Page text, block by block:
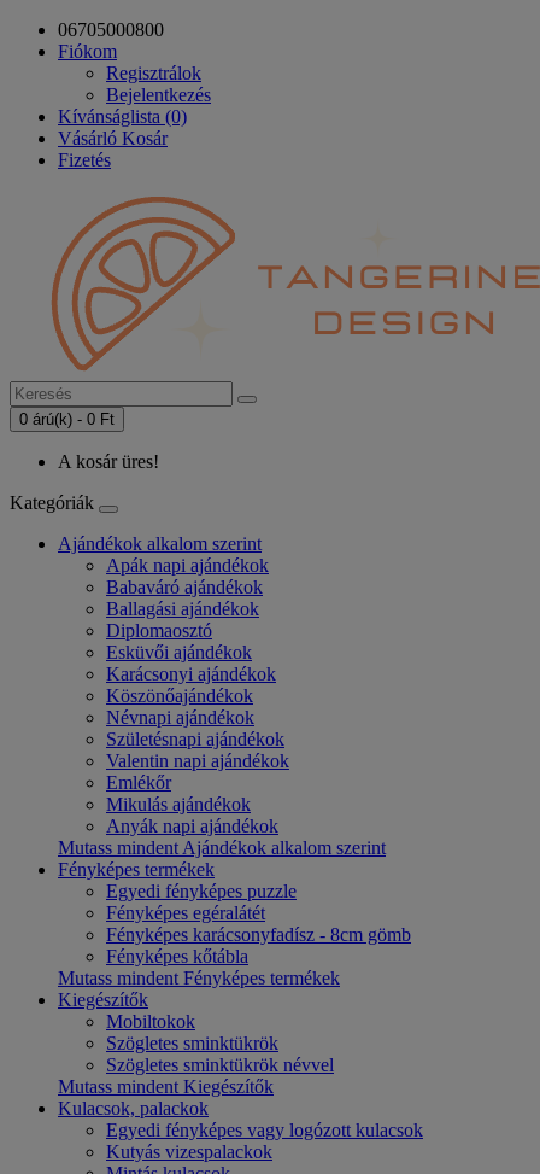
06705000800
Fiókom
Regisztrálok
Bejelentkezés
Kívánságlista (0)
Vásárló Kosár
Fizetés
0 árú(k) - 0 Ft
A kosár üres!
Kategóriák
Ajándékok alkalom szerint
Apák napi ajándékok
Babaváró ajándékok
Ballagási ajándékok
Diplomaosztó
Esküvői ajándékok
Karácsonyi ajándékok
Köszönőajándékok
Névnapi ajándékok
Születésnapi ajándékok
Valentin napi ajándékok
Emlékőr
Mikulás ajándékok
Anyák napi ajándékok
Mutass mindent Ajándékok alkalom szerint
Fényképes termékek
Egyedi fényképes puzzle
Fényképes egéralátét
Fényképes karácsonyfadísz - 8cm gömb
Fényképes kőtábla
Mutass mindent Fényképes termékek
Kiegészítők
Mobiltokok
Szögletes sminktükrök
Szögletes sminktükrök névvel
Mutass mindent Kiegészítők
Kulacsok, palackok
Egyedi fényképes vagy logózott kulacsok
Kutyás vizespalackok